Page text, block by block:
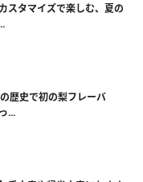
スタマイズで楽しむ、夏の
歴史で初の梨フレーバ
...